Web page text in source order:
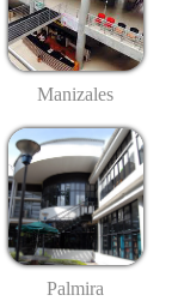
Manizales
Palmira